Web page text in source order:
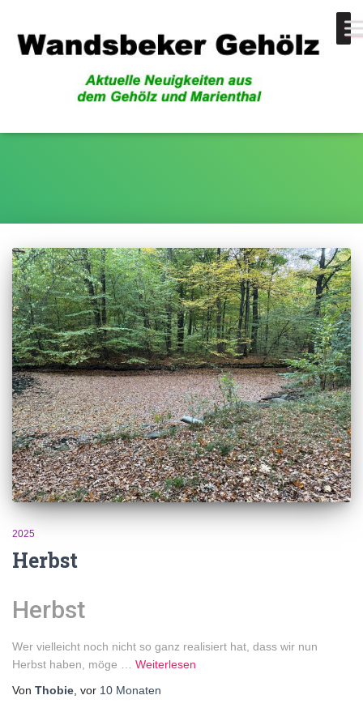
2025
Herbst
Herbst
Wer vielleicht noch nicht so ganz realisiert hat, dass wir nun
Herbst haben, möge … Weiterlesen
Von Thobie , vor 10 Monaten